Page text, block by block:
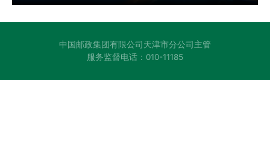
中国邮政集团有限公司天津市分公司主管
服务监督电话：010-11185